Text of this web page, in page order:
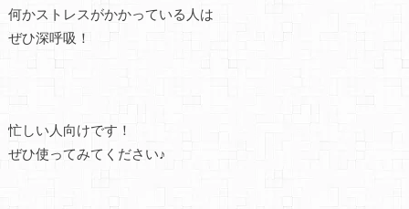
何かストレスがかかっている人は
ぜひ深呼吸！
忙しい人向けです！
ぜひ使ってみてください♪